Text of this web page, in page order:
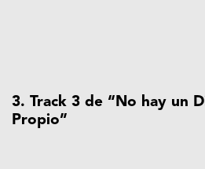
3. Track 3 de “No hay un
Propio”